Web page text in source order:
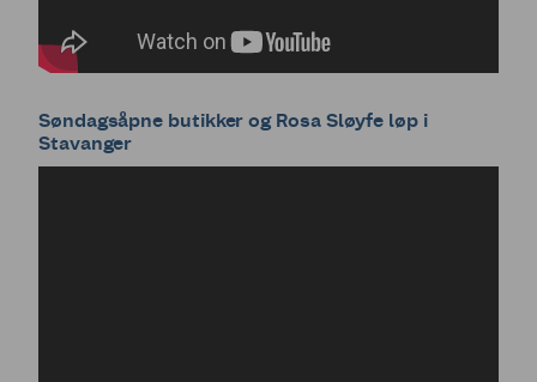
Søndagsåpne butikker og Rosa Sløyfe løp i
Stavanger